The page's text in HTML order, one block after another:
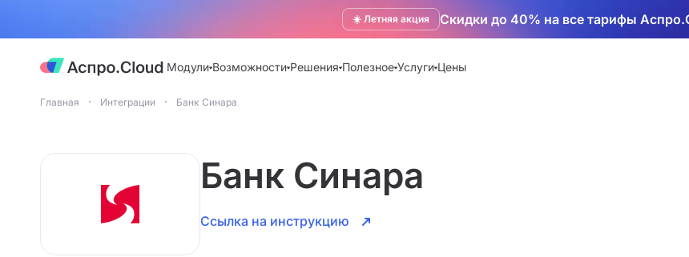
☀️ Летняя акция Скидки до 40% на все тарифы
Модули Возможности Решения Полезное Услуги Цены
Главная Интеграции Банк Синара
Банк Синара
Ссылка на инструкцию